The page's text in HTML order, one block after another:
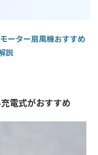
ーター扇風機おすすめ
説
電式がおすすめ